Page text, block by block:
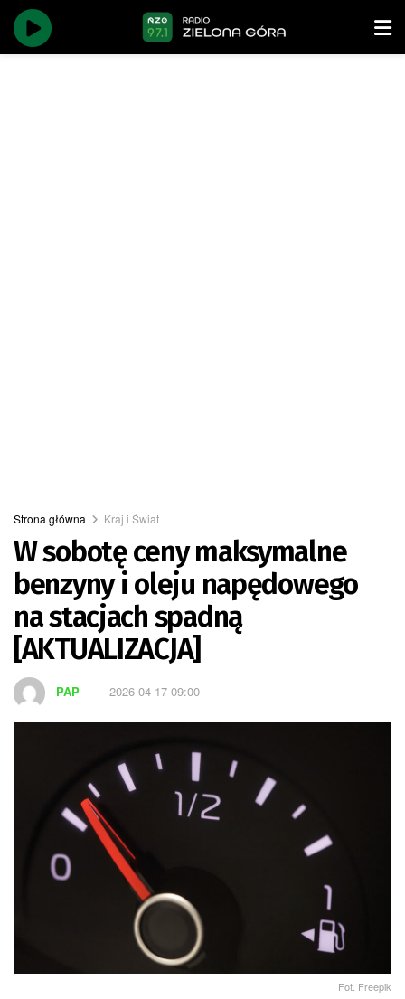
Strona główna Kraj i Świat
W sobotę ceny maksymalne
benzyny i oleju napędowego
na stacjach spadną
[AKTUALIZACJA]
PAP 2026-04-17 09:00
Fot. Freepik